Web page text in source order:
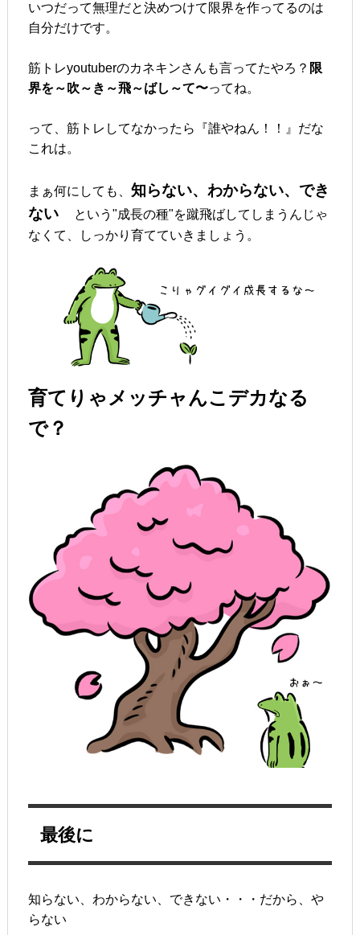
いつだって無理だと決めつけて限界を作ってるのは
自分だけです。
筋トレyoutuberのカネキンさんも言ってたやろ？ 限
界を～吹～き～飛～ばし～て〜ってね。
って、筋トレしてなかったら『誰やねん！！』だな
これは。
まぁ何にしても、 知らない、わからない、でき
ない
という"成長の種"を蹴飛ばしてしまうんじゃ
なくて、しっかり育てていきましょう。
育てりゃメッチャんこデカなる
で？
最後に
知らない、わからない、できない・・・だから、や
らない